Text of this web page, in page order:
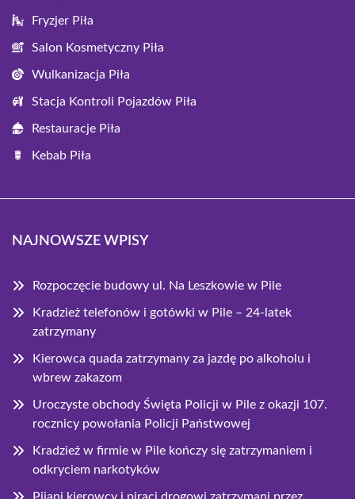
Fryzjer Piła
Salon Kosmetyczny Piła
Wulkanizacja Piła
Stacja Kontroli Pojazdów Piła
Restauracje Piła
Kebab Piła
NAJNOWSZE WPISY
Rozpoczęcie budowy ul. Na Leszkowie w Pile
Kradzież telefonów i gotówki w Pile – 24-latek
zatrzymany
Kierowca quada zatrzymany za jazdę po alkoholu i
wbrew zakazom
Uroczyste obchody Święta Policji w Pile z okazji 107.
rocznicy powołania Policji Państwowej
Kradzież w firmie w Pile kończy się zatrzymaniem i
odkryciem narkotyków